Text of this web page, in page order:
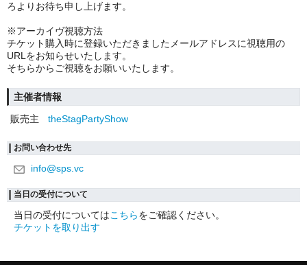
ろよりお待ち申し上げます。
※アーカイヴ視聴方法
チケット購入時に登録いただきましたメールアドレスに視聴用の
URLをお知らせいたします。
そちらからご視聴をお願いいたします。
主催者情報
販売主
theStagPartyShow
お問い合わせ先
info@sps.vc
当日の受付について
当日の受付についてはこちらをご確認ください。
チケットを取り出す